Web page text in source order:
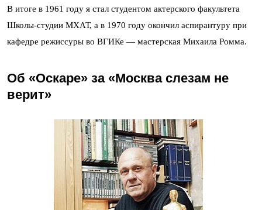
В итоге в 1961 году я стал студентом актерского факультета
Школы-студии МХАТ, а в 1970 году окончил аспирантуру при
кафедре режиссуры во ВГИКе — мастерская Михаила Ромма.
Об «Оскаре» за «Москва слезам не
верит»